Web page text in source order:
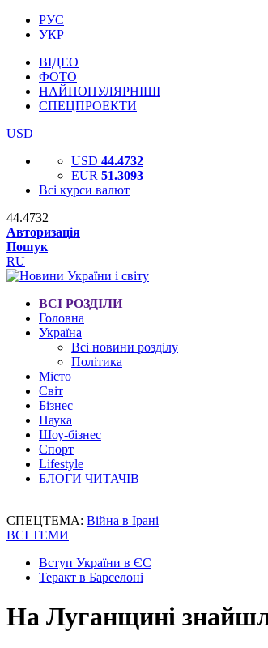
РУС
УКР
ВІДЕО
ФОТО
НАЙПОПУЛЯРНІШІ
СПЕЦПРОЕКТИ
USD
USD 44.4732
EUR 51.3093
Всі курси валют
44.4732
Авторизація
Пошук
RU
ВСІ РОЗДІЛИ
Головна
Україна
Всі новини розділу
Політика
Місто
Світ
Бізнес
Наука
Шоу-бізнес
Спорт
Lifestyle
БЛОГИ ЧИТАЧІВ
СПЕЦТЕМА: Війна в Ірані
ВСІ ТЕМИ
Вступ України в ЄС
Теракт в Барселоні
На Луганщині